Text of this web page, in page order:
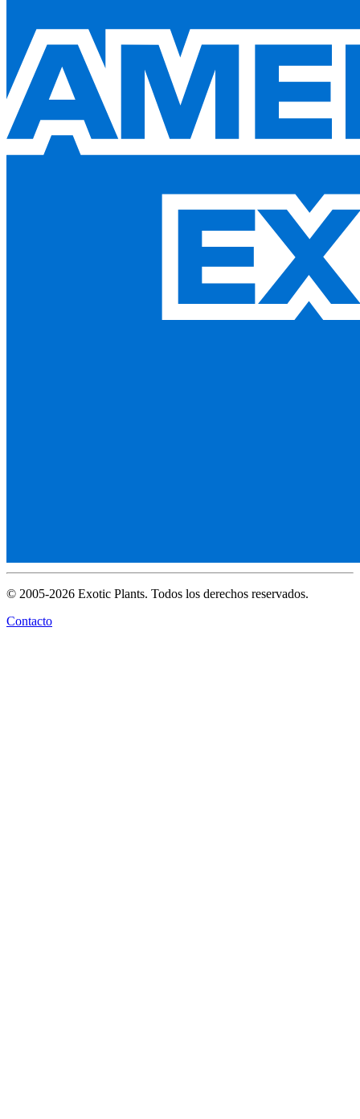
© 2005-2026 Exotic Plants. Todos los derechos reservados.
Contacto